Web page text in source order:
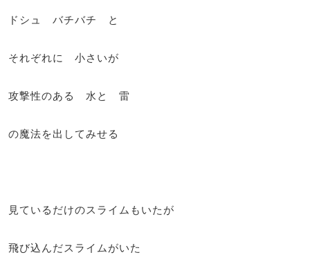
ドシュ バチバチ と
それぞれに 小さいが
攻撃性のある 水と 雷
の魔法を出してみせる
見ているだけのスライムもいたが
飛び込んだスライムがいた